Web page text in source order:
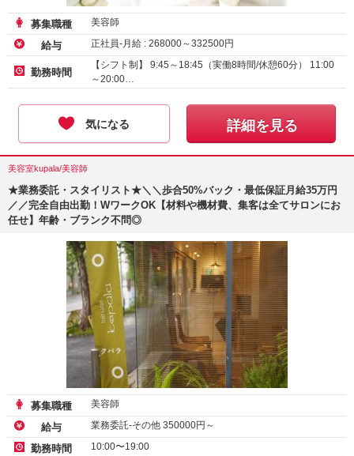
募集職種 美容師
給与 正社員-月給 : 268000～332500円
勤務時間
【シフト制】 9:45～18:45（実働8時間/休憩60分） 11:00
～20:00…
気になる 詳細を見る
美容室kupala/美容師
★業務委託・スタイリスト★＼＼歩合50%バック・最低保証月給35万円
／／完全自由出勤！WワークOK【材料や機材費、集客は全てサロンにお
任せ】年齢・ブランク不問◎
募集職種 美容師
給与 業務委託-その他 350000円～
勤務時間 10:00〜19:00